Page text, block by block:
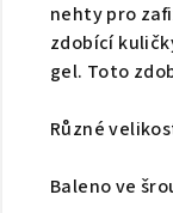
nehty pro
zdobící
gel. Toto
Různé
Baleno ve